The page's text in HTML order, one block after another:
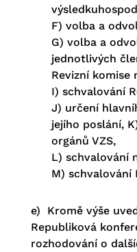
F) volba a
G) volba a
jednotlivých
Revizní komise
I) schvalování
J) určení
jejího poslání,
orgánů VZS,
L) schvalování
M) schvalování
e) Kromě výše
Republiková
rozhodování o